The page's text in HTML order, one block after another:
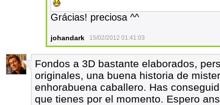
Grácias! preciosa ^^
johandark 15/02/2012 01:41:03
1
Fondos a 3D bastante elaborados,
originales, una buena historia de
enhorabuena caballero. Has
que tienes por el momento. Espero